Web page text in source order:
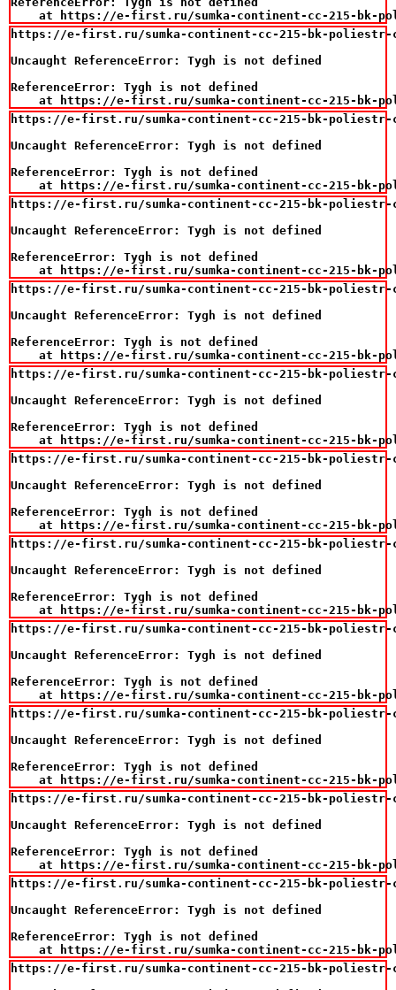
at https://e-first.ru/sumka-continent-cc-215-bk-
https://e-first.ru/sumka-continent-cc-215-bk-poliestr-
Uncaught ReferenceError: Tygh is not defined
ReferenceError: Tygh is not defined
at https://e-first.ru/sumka-continent-cc-215-bk-
https://e-first.ru/sumka-continent-cc-215-bk-poliestr-
Uncaught ReferenceError: Tygh is not defined
ReferenceError: Tygh is not defined
at https://e-first.ru/sumka-continent-cc-215-bk-
https://e-first.ru/sumka-continent-cc-215-bk-poliestr-
Uncaught ReferenceError: Tygh is not defined
ReferenceError: Tygh is not defined
at https://e-first.ru/sumka-continent-cc-215-bk-
https://e-first.ru/sumka-continent-cc-215-bk-poliestr-
Uncaught ReferenceError: Tygh is not defined
ReferenceError: Tygh is not defined
at https://e-first.ru/sumka-continent-cc-215-bk-
https://e-first.ru/sumka-continent-cc-215-bk-poliestr-
Uncaught ReferenceError: Tygh is not defined
ReferenceError: Tygh is not defined
at https://e-first.ru/sumka-continent-cc-215-bk-
https://e-first.ru/sumka-continent-cc-215-bk-poliestr-
Uncaught ReferenceError: Tygh is not defined
ReferenceError: Tygh is not defined
at https://e-first.ru/sumka-continent-cc-215-bk-
https://e-first.ru/sumka-continent-cc-215-bk-poliestr-
Uncaught ReferenceError: Tygh is not defined
ReferenceError: Tygh is not defined
at https://e-first.ru/sumka-continent-cc-215-bk-
https://e-first.ru/sumka-continent-cc-215-bk-poliestr-
Uncaught ReferenceError: Tygh is not defined
ReferenceError: Tygh is not defined
at https://e-first.ru/sumka-continent-cc-215-bk-
https://e-first.ru/sumka-continent-cc-215-bk-poliestr-
Uncaught ReferenceError: Tygh is not defined
ReferenceError: Tygh is not defined
at https://e-first.ru/sumka-continent-cc-215-bk-
https://e-first.ru/sumka-continent-cc-215-bk-poliestr-
Uncaught ReferenceError: Tygh is not defined
ReferenceError: Tygh is not defined
at https://e-first.ru/sumka-continent-cc-215-bk-
https://e-first.ru/sumka-continent-cc-215-bk-poliestr-
Uncaught ReferenceError: Tygh is not defined
ReferenceError: Tygh is not defined
at https://e-first.ru/sumka-continent-cc-215-bk-
https://e-first.ru/sumka-continent-cc-215-bk-poliestr-